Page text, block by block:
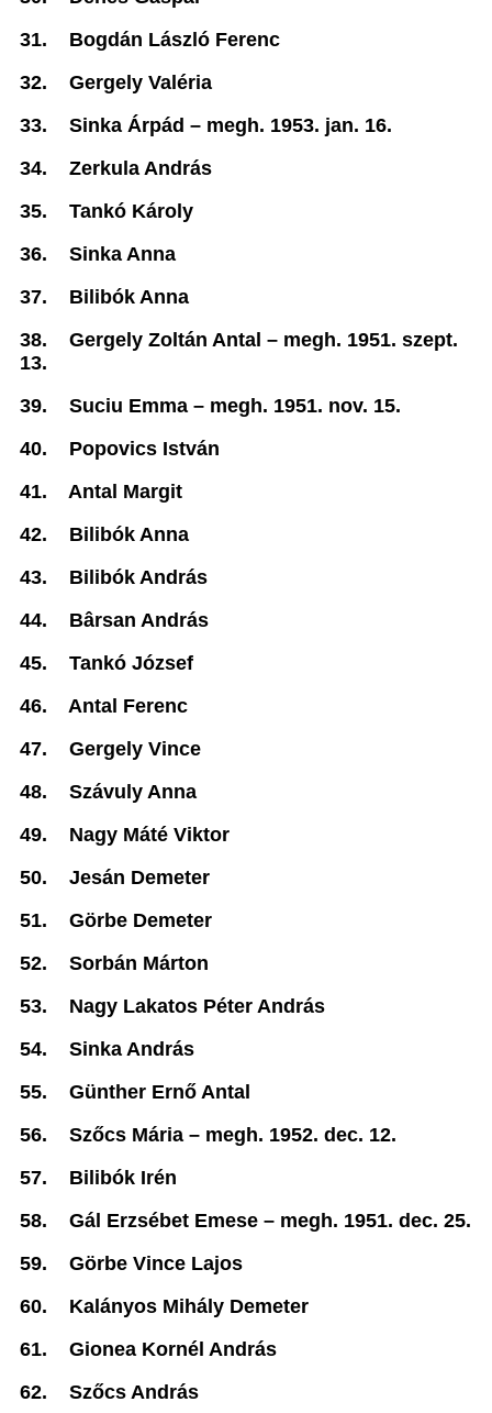
31.
Bogdán László Ferenc
32.
Gergely Valéria
33.
Sinka Árpád – megh. 1953. jan. 16.
34.
Zerkula András
35.
Tankó Károly
36.
Sinka Anna
37.
Bilibók Anna
38.
Gergely Zoltán Antal – megh. 1951. szept.
13.
39.
Suciu Emma – megh. 1951. nov. 15.
40.
Popovics István
41.
Antal Margit
42.
Bilibók Anna
43.
Bilibók András
44.
Bârsan András
45.
Tankó József
46.
Antal Ferenc
47.
Gergely Vince
48.
Szávuly Anna
49.
Nagy Máté Viktor
50.
Jesán Demeter
51.
Görbe Demeter
52.
Sorbán Márton
53.
Nagy Lakatos Péter András
54.
Sinka András
55.
Günther Ernő Antal
56.
Szőcs Mária – megh. 1952. dec. 12.
57.
Bilibók Irén
58.
Gál Erzsébet Emese – megh. 1951. dec. 25.
59.
Görbe Vince Lajos
60.
Kalányos Mihály Demeter
61.
Gionea Kornél András
62.
Szőcs András